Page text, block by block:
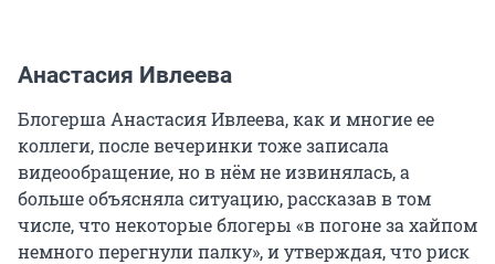
Анастасия Ивлеева
Блогерша Анастасия Ивлеева, как и многие ее
коллеги, после вечеринки тоже записала
видеообращение, но в нём не извинялась, а
больше объясняла ситуацию, рассказав в том
числе, что некоторые блогеры «в погоне за хайпом
немного перегнули палку», и утверждая, что риск